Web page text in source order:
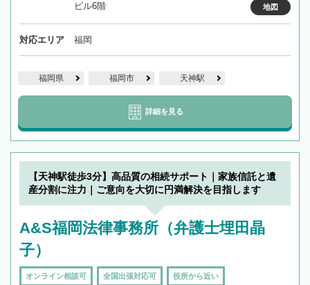
ビル6階
地図
対応エリア 福岡
福岡県 福岡市 天神駅
詳細を見る
【天神駅徒歩3分】高品質の相続サポート｜家族信託と遺
産分割に注力｜ご意向を大切に円満解決を目指します
A&S福岡法律事務所（弁護士埋田晶
子）
オンライン相談可 全国出張対応可 役所から近い